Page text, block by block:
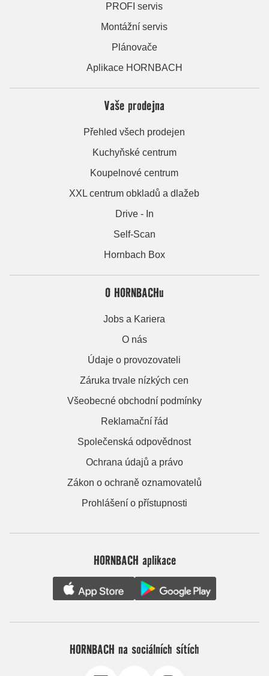
PROFI servis
Montážní servis
Plánovače
Aplikace HORNBACH
Vaše prodejna
Přehled všech prodejen
Kuchyňské centrum
Koupelnové centrum
XXL centrum obkladů a dlažeb
Drive - In
Self-Scan
Hornbach Box
O HORNBACHu
Jobs a Kariera
O nás
Údaje o provozovateli
Záruka trvale nízkých cen
Všeobecné obchodní podmínky
Reklamační řád
Společenská odpovědnost
Ochrana údajů a právo
Zákon o ochraně oznamovatelů
Prohlášení o přístupnosti
HORNBACH aplikace
HORNBACH na sociálních sítích